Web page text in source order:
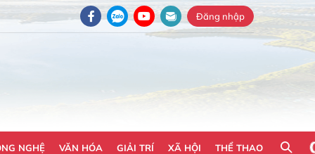
Đăng nhập
NGHỆ VĂN HÓA GIẢI TRÍ XÃ HỘI THỂ THAO